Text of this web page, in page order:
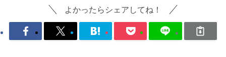
よかったらシェアしてね！